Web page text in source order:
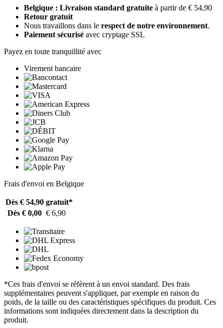
Belgique : Livraison standard gratuite à partir de € 54,90
Retour gratuit
Nous travaillons dans le respect de notre environnement.
Paiement sécurisé avec cryptage SSL
Payez en toute tranquillité avec
Virement bancaire
Frais d'envoi en Belgique
Dès € 54,90 gratuit*
Dès € 0,00 € 6,90
*Ces frais d'envoi se réfèrent à un envoi standard. Des frais
supplémentaires peuvent s'appliquer, par exemple en raison du
poids, de la taille ou des caractéristiques spécifiques du produit. Ces
informations sont indiquées directement dans la description du
produit.